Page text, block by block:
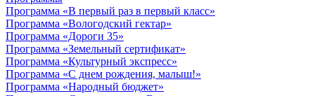
Программа «В первый раз в первый класс»
Программа «Вологодский гектар»
Программа «Дороги 35»
Программа «Земельный сертификат»
Программа «Культурный экспресс»
Программа «С днем рождения, малыш!»
Программа «Народный бюджет»